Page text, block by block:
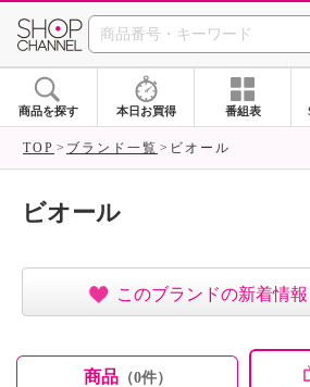
SHOP
商品を探す 本日お買得 番組表
TOP ブランド一覧 ビオール
ビオール
このブランドの新着情
商品（0件）